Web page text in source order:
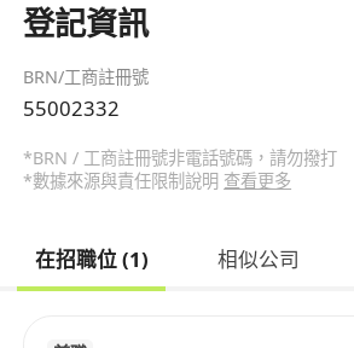
登記資訊
BRN/工商註冊號
55002332
*BRN / 工商註冊號非電話號碼，請勿撥打
*數據來源與責任限制說明 查看更多
在招職位 (1) 相似公司